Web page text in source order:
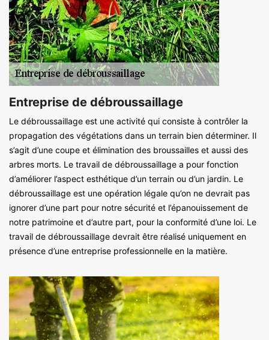
Entreprise de débroussaillage
Le débroussaillage est une activité qui consiste à contrôler la
propagation des végétations dans un terrain bien déterminer. Il
s’agit d’une coupe et élimination des broussailles et aussi des
arbres morts. Le travail de débroussaillage a pour fonction
d’améliorer l’aspect esthétique d’un terrain ou d’un jardin. Le
débroussaillage est une opération légale qu’on ne devrait pas
ignorer d’une part pour notre sécurité et l’épanouissement de
notre patrimoine et d’autre part, pour la conformité d’une loi. Le
travail de débroussaillage devrait être réalisé uniquement en
présence d’une entreprise professionnelle en la matière.